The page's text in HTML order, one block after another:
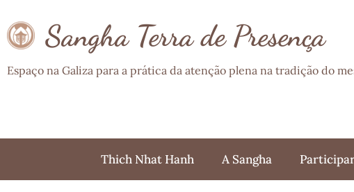
Sangha Terra de Presença
Espaço na Galiza para a prática da atenção plena na tradição do
Thich Nhat Hanh A Sangha